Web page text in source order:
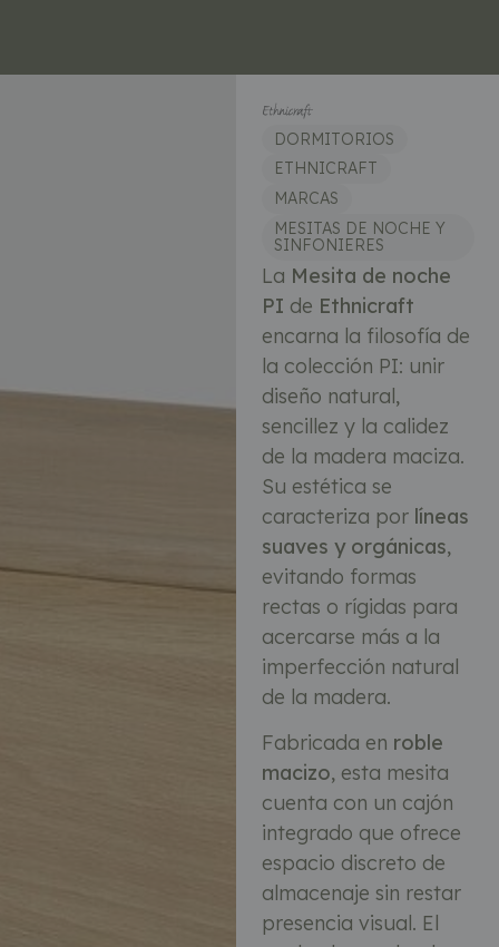
DORMITORIOS
ETHNICRAFT
MARCAS
MESITAS DE NOCHE Y
SINFONIERES
La Mesita de noche
PI de Ethnicraft
encarna la filosofía de
la colección PI: unir
diseño natural,
sencillez y la calidez
de la madera maciza.
Su estética se
caracteriza por líneas
suaves y orgánicas,
evitando formas
rectas o rígidas para
acercarse más a la
imperfección natural
de la madera.
Fabricada en roble
macizo, esta mesita
cuenta con un cajón
integrado que ofrece
espacio discreto de
almacenaje sin restar
presencia visual. El